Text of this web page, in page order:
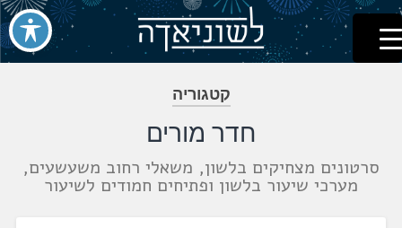
דלג
לתוכן
לשוניאדה
עברית. לשון. שפה
קטגוריה
חדר מורים
סרטונים מצחיקים בלשון, משאלי רחוב משעשעים,
מערכי שיעור בלשון ופתיחים חמודים לשיעור